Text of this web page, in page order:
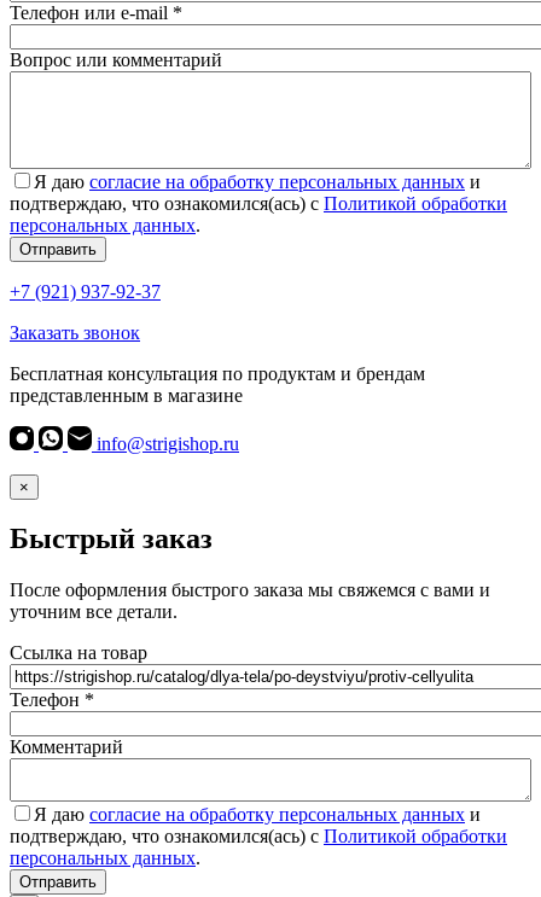
Телефон или e-mail *
Вопрос или комментарий
Я даю согласие на обработку персональных данных и
подтверждаю, что ознакомился(ась) с Политикой обработки
персональных данных.
Согласие*
Отправить
+7 (921) 937-92-37
Заказать звонок
Бесплатная консультация по продуктам и брендам
представленным в магазине
info@strigishop.ru
×
Быстрый заказ
После оформления быстрого заказа мы свяжемся с вами и
уточним все детали.
Ссылка на товар
Телефон *
Комментарий
Я даю согласие на обработку персональных данных и
подтверждаю, что ознакомился(ась) с Политикой обработки
персональных данных.
Согласие*
Отправить